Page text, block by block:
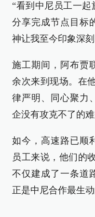
“看到中尼员工一
分享完成节点目标
神让我至今印象深刻
施工期间，阿布贾
余次来到现场。在
律严明、同心聚力
企没有攻克不了的难
如今，高速路已顺
员工来说，他们的
不仅建成了一条道
正是中尼合作最生